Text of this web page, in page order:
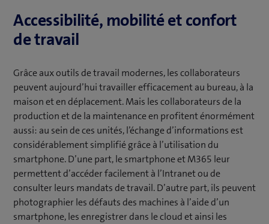
Accessibilité, mobilité et confort
de travail
Grâce aux outils de travail modernes, les collaborateurs
peuvent aujourd’hui travailler efficacement au bureau, à la
maison et en déplacement. Mais les collaborateurs de la
production et de la maintenance en profitent énormément
aussi: au sein de ces unités, l’échange d’informations est
considérablement simplifié grâce à l’utilisation du
smartphone. D’une part, le smartphone et M365 leur
permettent d’accéder facilement à l’Intranet ou de
consulter leurs mandats de travail. D’autre part, ils peuvent
photographier les défauts des machines à l’aide d’un
smartphone, les enregistrer dans le cloud et ainsi les